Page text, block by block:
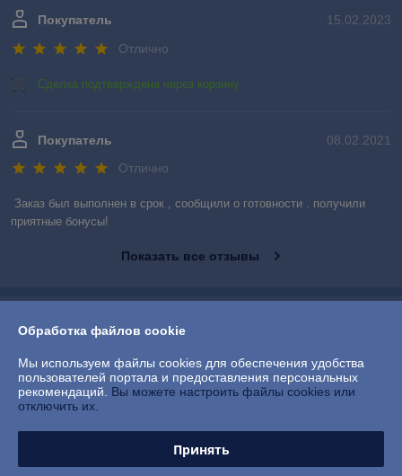
15.02.2023
Покупатель
Отлично
Сделка подтверждена через корзину
08.02.2021
Покупатель
Отлично
Заказ был выполнен в срок , сообщили о готовности . получили
приятные бонусы!
Показать все отзывы
Контакты
Доставка и оплата
Обработка файлов cookie
Мы используем файлы cookies для обеспечения удобства
пользователей портала и предоставления персональных
рекомендаций. Вы можете настроить файлы cookies или
отключить их.
Принять